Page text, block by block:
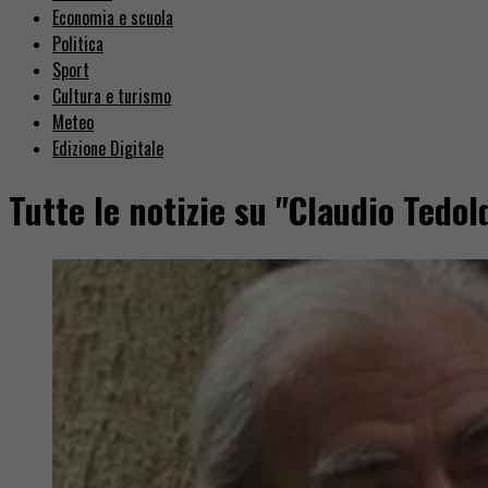
Economia e scuola
Politica
Sport
Cultura e turismo
Meteo
Edizione Digitale
Tutte le notizie su "Claudio